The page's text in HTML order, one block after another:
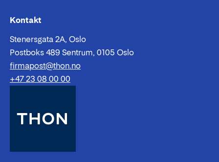
Kontakt
Stenersgata 2A, Oslo
Postboks 489 Sentrum, 0105 Oslo
Epost:
firmapost@thon.no
Telefon:
+47 23 08 00 00